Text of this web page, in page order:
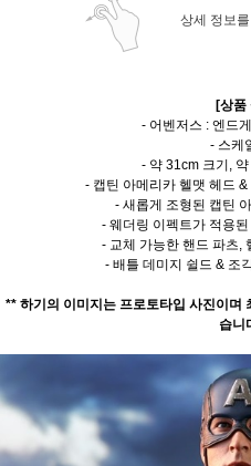
상세 정보
[상품
- 어벤저스 : 엔드
- 스케
- 약 31cm 크기,
- 캡틴 아메리카 헬맷 헤드
- 새롭게 조형된 캡틴
- 웨더링 이펙트가 적용
- 교체 가능한 핸드 파츠,
- 배틀 데미지 쉴드 & 조
** 하기의 이미지는 프로토타입 사진이며
습니